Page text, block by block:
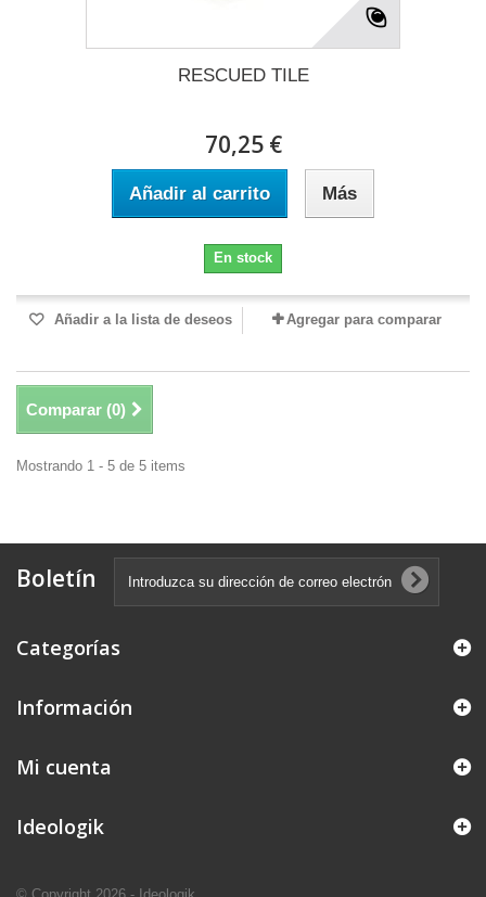
RESCUED TILE
70,25 €
Añadir al carrito Más
En stock
Añadir a la lista de deseos Agregar para comparar
Comparar (0)
Mostrando 1 - 5 de 5 items
Boletín
Categorías
Información
Mi cuenta
Ideologik